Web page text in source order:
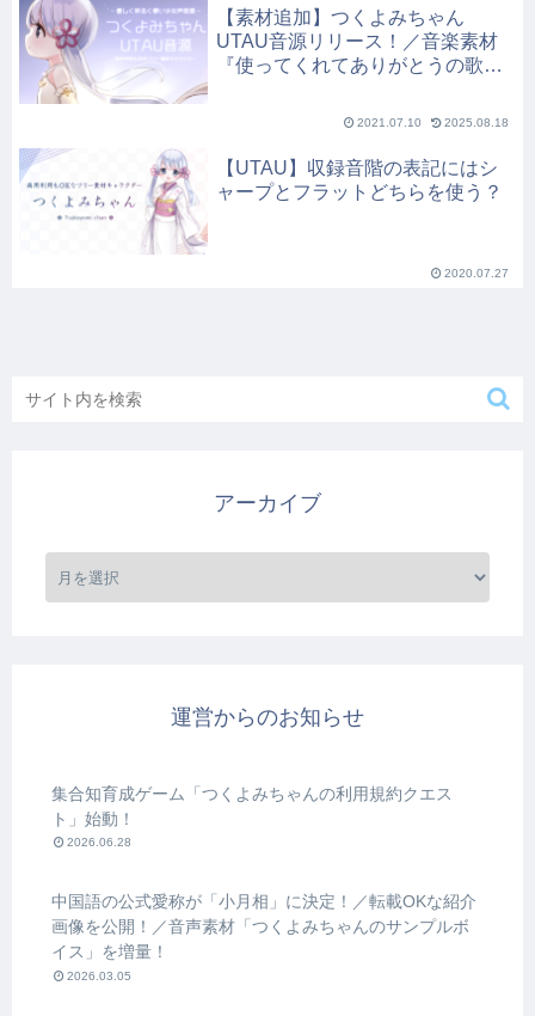
【素材追加】つくよみちゃん
UTAU音源リリース！／音楽素材
『使ってくれてありがとうの歌』
2021.07.10 2025.08.18
【UTAU】収録音階の表記にはシ
ャープとフラットどちらを使う？
2020.07.27
アーカイブ
運営からのお知らせ
集合知育成ゲーム「つくよみちゃんの利用規約クエス
ト」始動！
2026.06.28
中国語の公式愛称が「小月相」に決定！／転載OKな紹介
画像を公開！／音声素材「つくよみちゃんのサンプルボ
イス」を増量！
2026.03.05